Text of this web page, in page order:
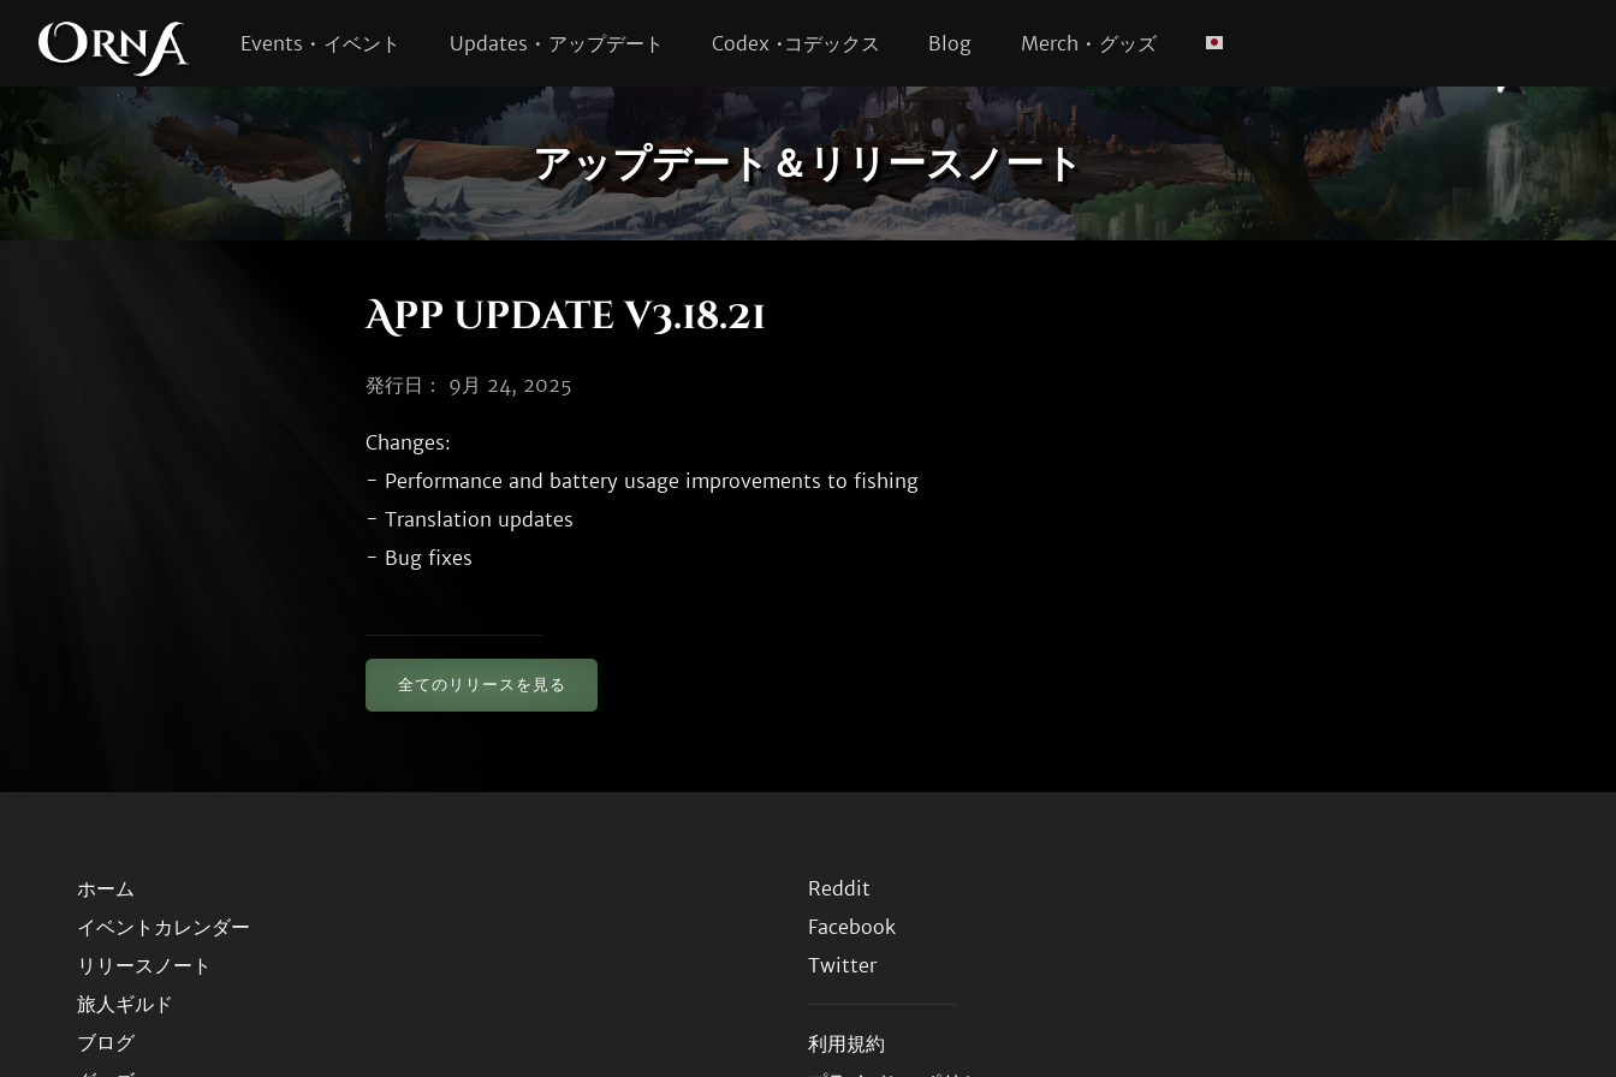
Events • イベント Updates • アップデート Codex •コデックス Blog Merch • グッズ
アップデート＆リリースノート
App update v3.18.21
発行日： 9月 24, 2025
Changes:
- Performance and battery usage improvements to fishing
- Translation updates
全てのリリースを見る
ホーム
イベントカレンダー
リリースノート
旅人ギルド
ブログ
Reddit
Facebook
Twitter
利用規約